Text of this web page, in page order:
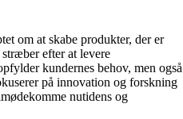
om at skabe produkter, der er
efter at levere
kundernes behov, men også
på innovation og forskning
nutidens og